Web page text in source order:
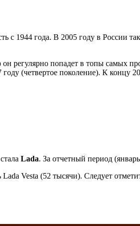
с 1944 года. В 2005 году в России
регулярно попадет в топы самых
(четвертое поколение). К концу
Lada. За отчетный период
Vesta (52 тысячи). Следует